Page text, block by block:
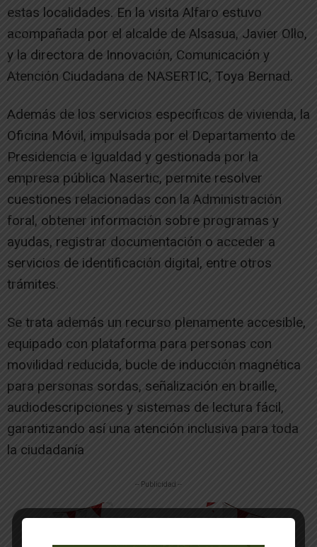
estas localidades. En la visita Alfaro estuvo
acompañada por el alcalde de Alsasua, Javier Ollo,
y la directora de Innovación, Comunicación y
Atención Ciudadana de NASERTIC, Toya Bernad.
Además de los servicios específicos de vivienda, la
Oficina Móvil, impulsada por el Departamento de
Presidencia e Igualdad y gestionada por la
empresa pública Nasertic, permite resolver
cuestiones relacionadas con la Administración
foral, obtener información sobre programas y
ayudas, registrar documentación o acceder a
servicios de identificación digital, entre otros
trámites.
Se trata además un recurso plenamente accesible,
equipado con plataforma para personas con
movilidad reducida, bucle de inducción magnética
para personas sordas, señalización en braille,
audiodescripciones y sistemas de lectura fácil,
garantizando así una atención inclusiva para toda
la ciudadanía
-- Publicidad --